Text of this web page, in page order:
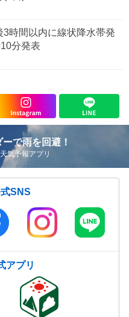
3時間以内に線状降水帯発
分発表
で雨を回避！
気予報アプリ
SNS
アプリ